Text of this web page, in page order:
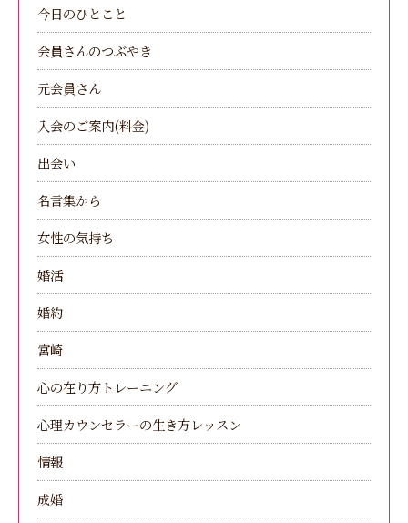
今日のひとこと
会員さんのつぶやき
元会員さん
入会のご案内(料金)
出会い
名言集から
女性の気持ち
婚活
婚約
宮崎
心の在り方トレーニング
心理カウンセラーの生き方レッスン
情報
成婚